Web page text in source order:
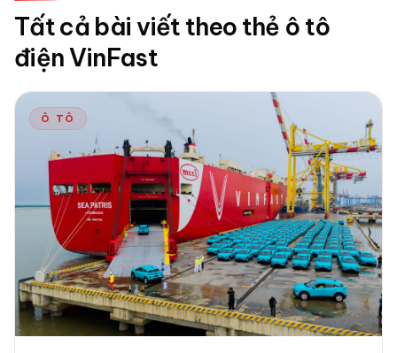
Tất cả bài viết theo thẻ ô tô
điện VinFast
Ô TÔ